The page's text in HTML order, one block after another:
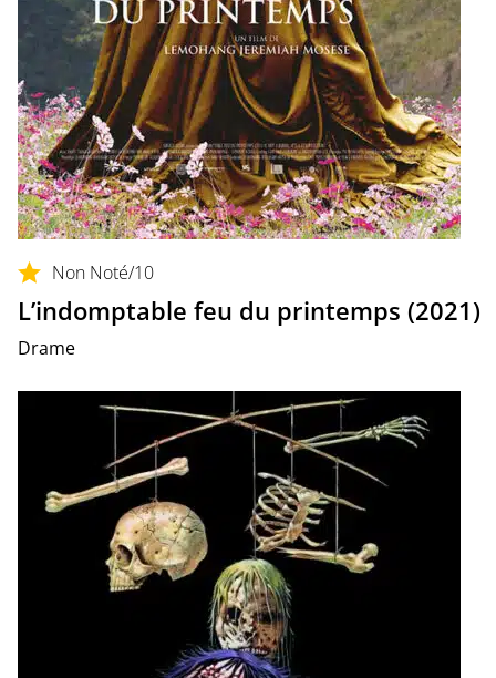
Non Noté/10
L’indomptable feu du printemps (2021)
Drame